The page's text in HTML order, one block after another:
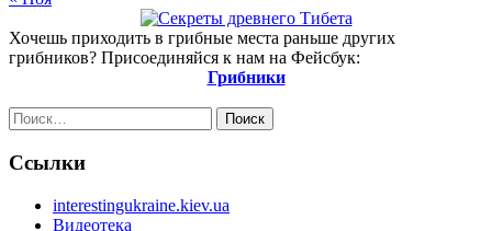
Хочешь приходить в грибные места раньше других
грибников? Присоединяйся к нам на Фейсбук:
Грибники
Найти:
Ссылки
interestingukraine.kiev.ua
Видеотека